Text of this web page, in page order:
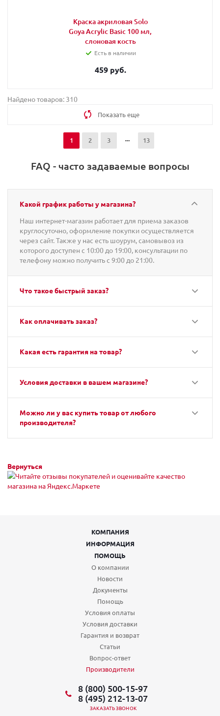
Краска акриловая Solo
Goya Acrylic Basic 100 мл,
слоновая кость
Есть в наличии
459 руб.
Найдено товаров: 310
Показать еще
1 2 3 13
FAQ - часто задаваемые вопросы
Какой график работы у магазина?
Наш интернет-магазин работает для приема заказов
круглосуточно, оформление покупки осуществляется
через сайт. Также у нас есть шоурум, самовывоз из
которого доступен с 10:00 до 19:00, консультации по
телефону можно получить с 9:00 до 21:00.
Что такое быстрый заказ?
Как оплачивать заказ?
Какая есть гарантия на товар?
Условия доставки в вашем магазине?
Можно ли у вас купить товар от любого
производителя?
Вернуться
КОМПАНИЯ
ИНФОРМАЦИЯ
ПОМОЩЬ
О компании
Новости
Документы
Помощь
Условия оплаты
Условия доставки
Гарантия и возврат
Статьи
Вопрос-ответ
Производители
8 (800) 500-15-97
8 (495) 212-13-07
ЗАКАЗАТЬ ЗВОНОК